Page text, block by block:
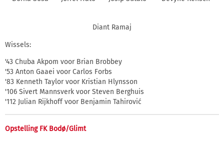
Diant Ramaj
Wissels:
'43 Chuba Akpom voor Brian Brobbey
'53 Anton Gaaei voor Carlos Forbs
'83 Kenneth Taylor voor Kristian Hlynsson
'106 Sivert Mannsverk voor Steven Berghuis
'112 Julian Rijkhoff voor Benjamin Tahirović
Opstelling FK Bodø/Glimt